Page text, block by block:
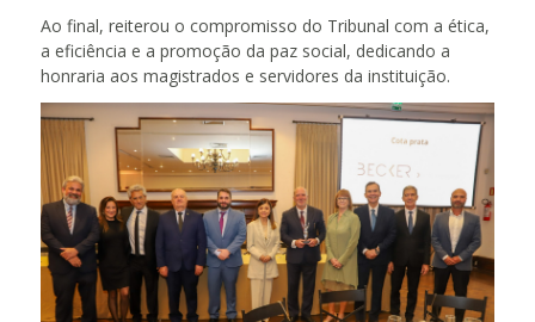
Ao final, reiterou o compromisso do Tribunal com a ética,
a eficiência e a promoção da paz social, dedicando a
honraria aos magistrados e servidores da instituição.